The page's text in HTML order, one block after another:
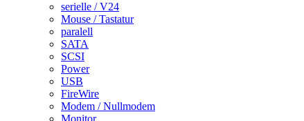
serielle / V24
Mouse / Tastatur
paralell
SATA
SCSI
Power
USB
FireWire
Modem / Nullmodem
Monitor